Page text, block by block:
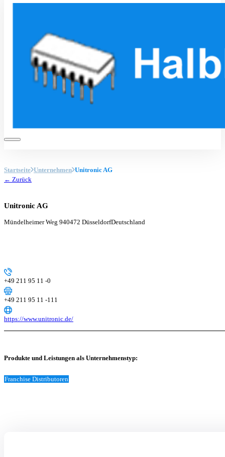
Startseite Unternehmen Unitronic AG
← Zurück
Unitronic AG
Mündelheimer Weg 940472 DüsseldorfDeutschland
+49 211 95 11 -0
+49 211 95 11 -111
https://www.unitronic.de/
Produkte und Leistungen als Unternehmenstyp:
Franchise Distributoren